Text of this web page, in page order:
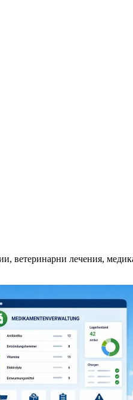
ветеринарни лечения,